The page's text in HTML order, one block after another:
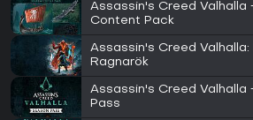
Assassin's Creed Valhalla
Content Pack
Assassin's Creed
Ragnarök
Assassin's Creed Valhalla
Pass